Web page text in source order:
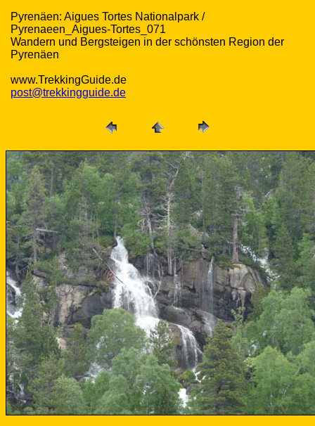
Pyrenäen: Aigues Tortes Nationalpark /
Pyrenaeen_Aigues-Tortes_071
Wandern und Bergsteigen in der schönsten Region der
Pyrenäen
www.TrekkingGuide.de
post@trekkingguide.de